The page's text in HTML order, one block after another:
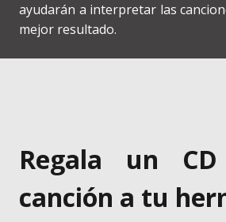
ayudarán a interpretar las
mejor resultado.
Regala un
canción a tu